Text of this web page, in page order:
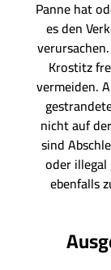
Panne hat
es den
Krostitz
vermeiden.
nicht auf
sind
oder
ebenfalls